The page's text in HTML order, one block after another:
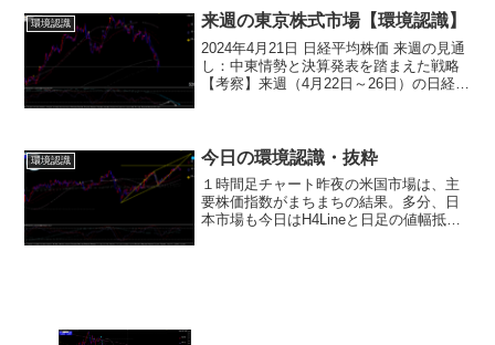
た。東京株式は、大...
環境認識 来週の東京株式市場【環境認識】
2024年4月21日 日経平均株価 来週の見通
し：中東情勢と決算発表を踏まえた戦略
【考察】来週（4月22日～26日）の日経平
て不安定...
環境認識 今日の環境認識・抜粋
１時間足チャート昨夜の米国市場は、主
要株価指数がまちまちの結果。多分、日
本市場も今日はH4Lineと日足の値幅抵抗